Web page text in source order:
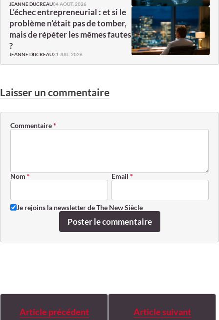
JEANNE DUCREAU04 AOÛT. 2026
L’échec entrepreneurial : et si le
problème n’était pas de tomber,
mais de répéter les mêmes fautes
?
JEANNE DUCREAU31 JUIL. 2026
Laisser un commentaire
Commentaire*
Nom * Email *
Je rejoins la newsletter de The New Siècle
Poster le commentaire
Article précédent Article suivant